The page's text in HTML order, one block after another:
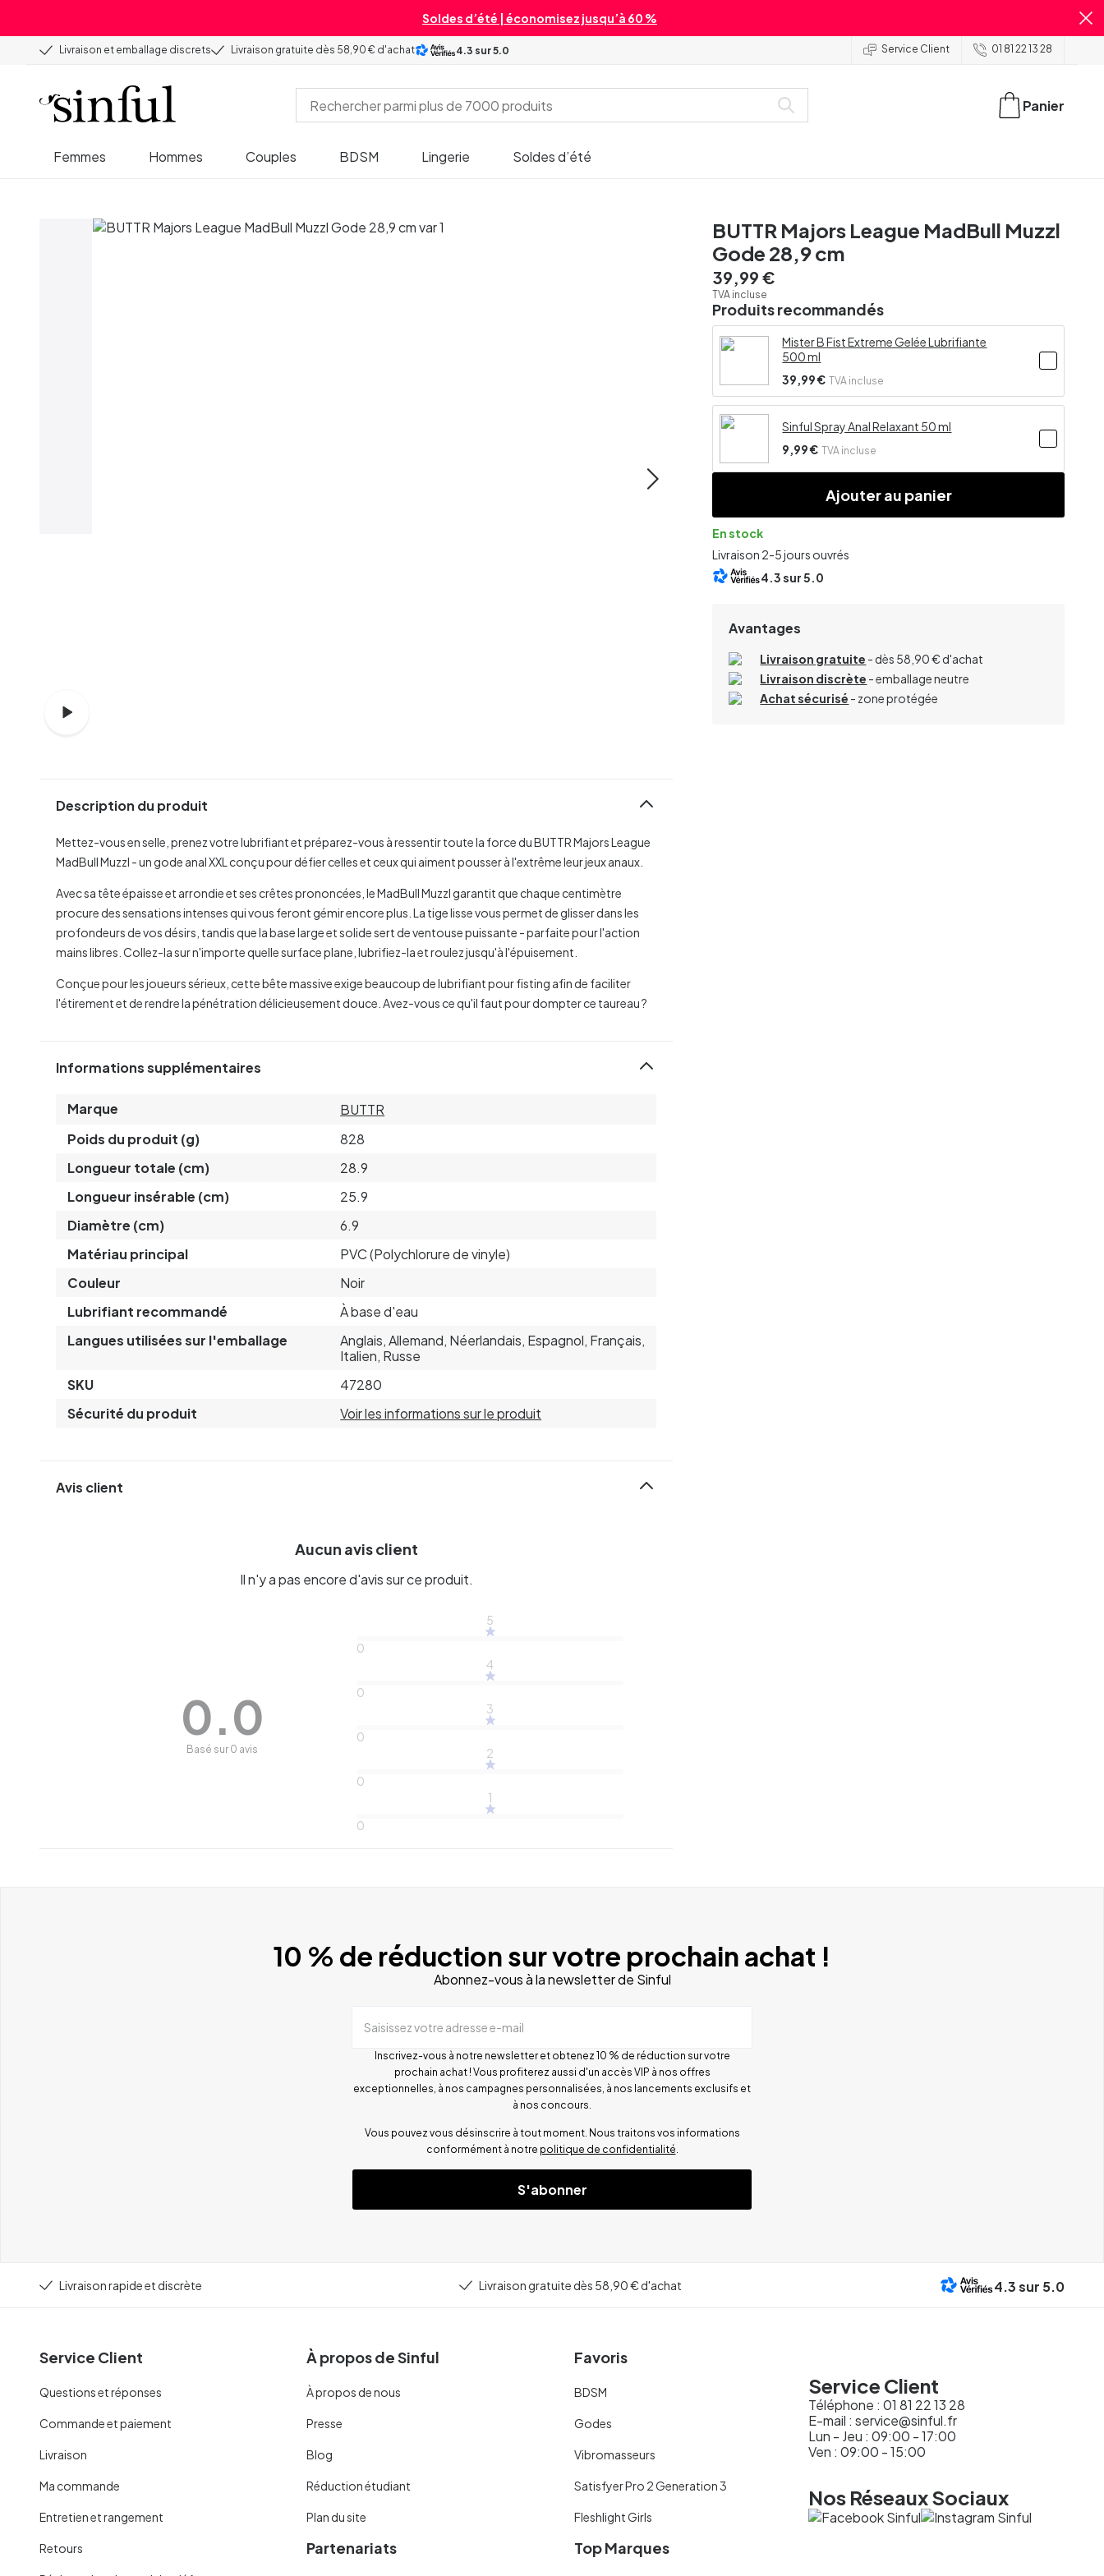
Soldes d’été | économisez jusqu’à 60 %
Livraison et emballage discrets Livraison gratuite dès 58,90 € d'achat 4.3 sur 5.0 Service Client 01 81 22 13 28
Femmes Hommes Couples BDSM Lingerie Soldes d’été
Panier
BUTTR Majors League MadBull Muzzl
Gode 28,9 cm
39,99 €
TVA incluse
Produits recommandés
Mister B Fist Extreme Gelée Lubrifiante
500 ml
39,99 € TVA incluse
Sinful Spray Anal Relaxant 50 ml
9,99 € TVA incluse
Ajouter au panier
En stock
Livraison 2-5 jours ouvrés
4.3sur 5.0
Avantages
Livraison gratuite - dès 58,90 € d'achat
Livraison discrète - emballage neutre
Achat sécurisé - zone protégée
Description du produit
Mettez-vous en selle, prenez votre lubrifiant et préparez-vous à ressentir toute la force du BUTTR Majors League
MadBull Muzzl - un gode anal XXL conçu pour défier celles et ceux qui aiment pousser à l'extrême leur jeux anaux.
Avec sa tête épaisse et arrondie et ses crêtes prononcées, le MadBull Muzzl garantit que chaque centimètre
procure des sensations intenses qui vous feront gémir encore plus. La tige lisse vous permet de glisser dans les
profondeurs de vos désirs, tandis que la base large et solide sert de ventouse puissante - parfaite pour l'action
mains libres. Collez-la sur n'importe quelle surface plane, lubrifiez-la et roulez jusqu'à l'épuisement.
Conçue pour les joueurs sérieux, cette bête massive exige beaucoup de lubrifiant pour fisting afin de faciliter
l'étirement et de rendre la pénétration délicieusement douce. Avez-vous ce qu'il faut pour dompter ce taureau ?
Informations supplémentaires
Marque
BUTTR
Poids du produit (g)
828
Longueur totale (cm)
28.9
Longueur insérable (cm)
25.9
Diamètre (cm)
6.9
Matériau principal
PVC (Polychlorure de vinyle)
Couleur
Noir
Lubrifiant recommandé
À base d'eau
Langues utilisées sur l'emballage
Anglais, Allemand, Néerlandais, Espagnol, Français,
Italien, Russe
SKU
47280
Sécurité du produit
Voir les informations sur le produit
Avis client
Aucun avis client
Il n'y a pas encore d'avis sur ce produit.
0.0
Basé sur 0 avis
5
0
4
0
3
0
2
0
1
0
10 % de réduction sur votre prochain achat !
Abonnez-vous à la newsletter de Sinful
Saisissez votre adresse e-mail
Inscrivez-vous à notre newsletter et obtenez 10 % de réduction sur votre
prochain achat ! Vous profiterez aussi d'un accès VIP à nos offres
exceptionnelles, à nos campagnes personnalisées, à nos lancements exclusifs et
à nos concours.
Vous pouvez vous désinscrire à tout moment. Nous traitons vos informations
conformément à notre politique de confidentialité
S'abonner
Livraison rapide et discrète Livraison gratuite dès 58,90 € d'achat 4.3sur 5.0
Service Client
Questions et réponses
Commande et paiement
Livraison
Ma commande
Entretien et rangement
Retours
À propos de Sinful
À propos de nous
Presse
Blog
Réduction étudiant
Plan du site
Partenariats
Favoris
BDSM
Godes
Vibromasseurs
Satisfyer Pro 2 Generation 3
Fleshlight Girls
Top Marques
Service Client
Téléphone : 01 81 22 13 28
E-mail : service@sinful.fr
Lun - Jeu : 09:00 - 17:00
Ven : 09:00 - 15:00
Nos Réseaux Sociaux